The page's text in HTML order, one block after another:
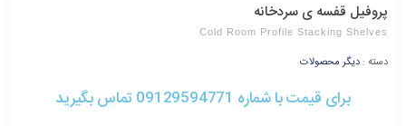
پروفیل قفسه ی سردخانه
Cold Room Profile Stacking Shelves
دسته : دیگر محصولات
برای قیمت با شماره 09129594771 تماس بگیرید